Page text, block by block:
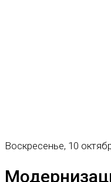
Воскресенье, 10